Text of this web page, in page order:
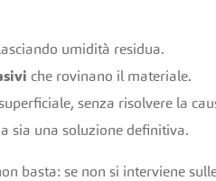
umidità residua.
che rovinano il materiale.
senza risolvere la
sia una soluzione definitiva.
basta: se non si interviene